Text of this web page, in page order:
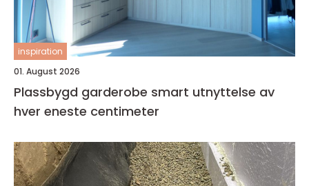
inspiration
01. August 2026
Plassbygd garderobe smart utnyttelse av
hver eneste centimeter